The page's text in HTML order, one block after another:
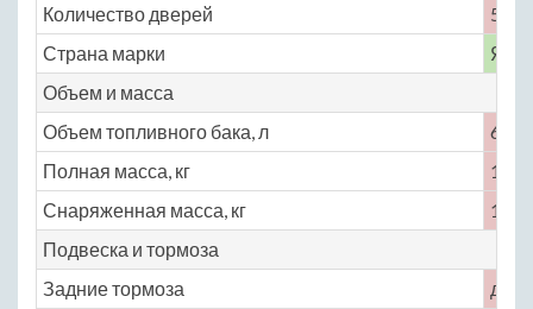
Количество дверей
5
Страна марки
Объем и масса
Объем топливного бака, л
60
Полная масса, кг
1960
Снаряженная масса, кг
1655
Подвеска и тормоза
Задние тормоза